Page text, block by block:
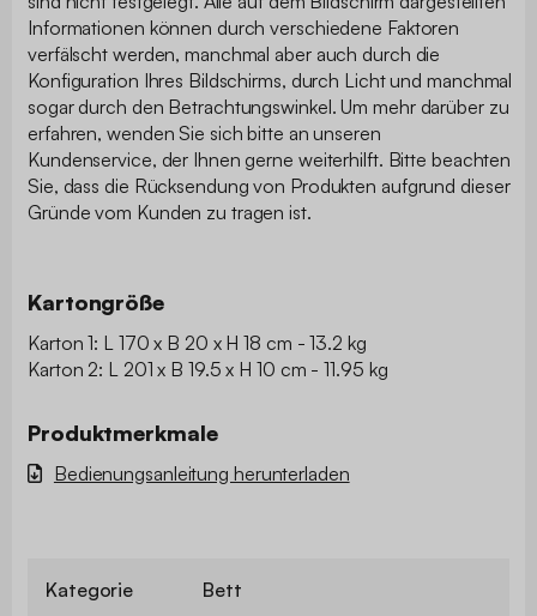
Informationen können durch verschiedene Faktoren
verfälscht werden, manchmal aber auch durch die
Konfiguration Ihres Bildschirms, durch Licht und manchmal
sogar durch den Betrachtungswinkel. Um mehr darüber zu
erfahren, wenden Sie sich bitte an unseren
Kundenservice, der Ihnen gerne weiterhilft. Bitte beachten
Sie, dass die Rücksendung von Produkten aufgrund dieser
Gründe vom Kunden zu tragen ist.
Kartongröße
Karton 1: L 170 x B 20 x H 18 cm - 13.2 kg
Karton 2: L 201 x B 19.5 x H 10 cm - 11.95 kg
Produktmerkmale
Bedienungsanleitung herunterladen
Kategorie Bett